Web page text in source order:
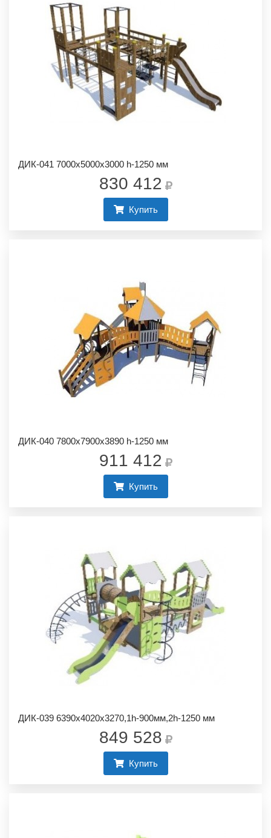
ДИК-041 7000х5000х3000 h-1250 мм
830 412
Купить
ДИК-040 7800х7900х3890 h-1250 мм
911 412
Купить
ДИК-039 6390х4020х3270,1h-900мм,2h-1250 мм
849 528
Купить